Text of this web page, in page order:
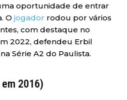
oportunidade de entrar
O jogador rodou por vários
com destaque no
2022, defendeu Erbil
Série A2 do Paulista.
2016)